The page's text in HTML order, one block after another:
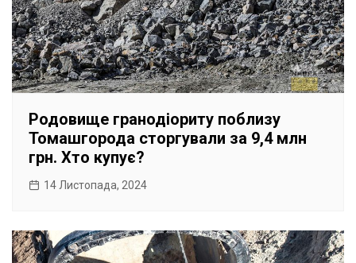
Родовище гранодіориту поблизу
Томашгорода сторгували за 9,4 млн
грн. Хто купує?
14 Листопада, 2024